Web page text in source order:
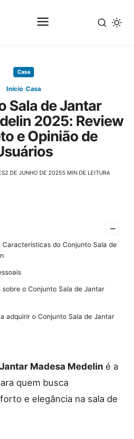
Casa
Início›Casa
Sala de Jantar
2025: Review
e Opinião de
2 DE JUNHO DE 20255 MIN DE LEITURA
–
Características do Conjunto Sala de
o Conjunto Sala de Jantar
adquirir o Conjunto Sala de Jantar
Madesa Medelin é a
quem busca
e elegância na sala de